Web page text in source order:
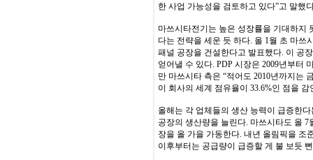
한 사업 가능성을 검토하고 있다”고 말했
마쓰시타전기는 높은 성장률을 기대하지
다는 전략을 세운 듯 하다. 올 1월 초 마쓰
패널 공장을 건설한다고 발표했다. 이 공
얻어낼 수 있다. PDP 시장은 2009년부터
만 마쓰시타 측은 “적어도 2010년까지는
이 회사의 세계 점유율이 33.6%인 점을
올해는 각 업체들의 생산 능력이 급증한
공장의 생산량을 늘린다. 마쓰시타도 올
장을 올 가을 가동한다. 내년 올림픽을 조
이후부터는 공급량이 급증할 게 불 보듯